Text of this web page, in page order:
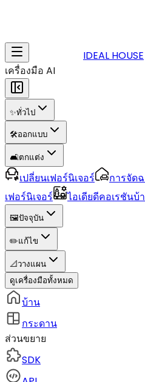
IDEAL HOUSE
เครื่องมือ AI
✨ทั่วไป
🛠️ออกแบบ
🛋️ตกแต่ง
เปลี่ยนเฟอร์นิเจอร์ การจัด
เฟอร์นิเจอร์
ไอเดียดีคอเรชันบ้
🖼️ปัจจุบัน
✏️แก้ไข
📐วางแผน
ดูเครื่องมือทั้งหมด
บ้าน
กระดาน
ส่วนขยาย
SDK